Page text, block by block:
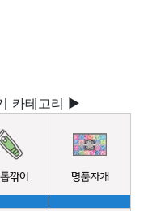
카테고리 ▶